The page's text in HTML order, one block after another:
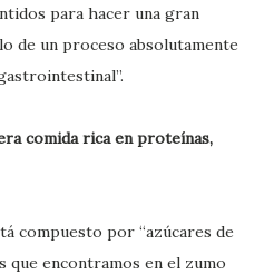
para hacer una gran
de un proceso absolutamente
comida rica en proteínas,
compuesto por “azúcares de
que encontramos en el zumo